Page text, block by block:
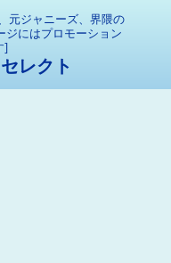
元ジャニーズ、界隈の
ジにはプロモーション
]
レクト